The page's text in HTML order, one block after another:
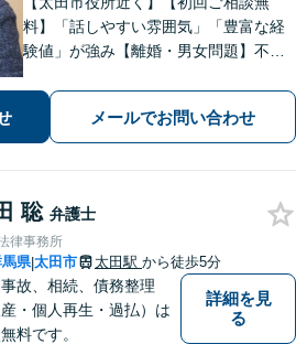
料】「話しやすい雰囲気」「豊富な経
験値」が強み【離婚・男女問題】不
せください【相続遺言】穏便な解決を
心がけています。交通事故、刑事事
件、医療問題などにも対応【休日の対
応可】
メールでお問い合わせ
聡 弁護士
律事務所
県|太田市 太田駅 から徒歩5分
故、相続、債務整理
産・個人再生・過払）は
料です。
詳細を見
る